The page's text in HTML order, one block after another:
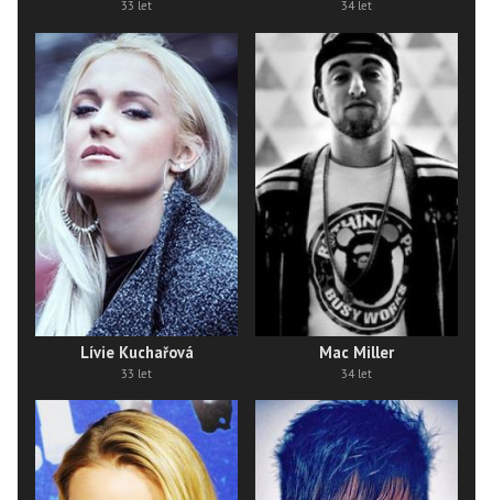
33 let 34 let
Lívie Kuchařová
33 let
Mac Miller
34 let